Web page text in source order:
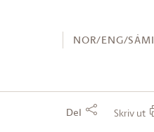
NOR/ENG/SÁMI
Del Skriv ut